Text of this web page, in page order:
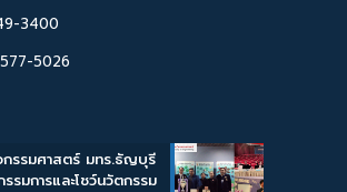
3400
5026
รรมศาสตร์ มทร.ธัญบุรี
รรมการและโชว์นวัตกรรม